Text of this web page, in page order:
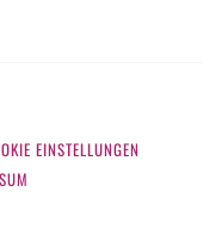
EINSTELLUNGEN